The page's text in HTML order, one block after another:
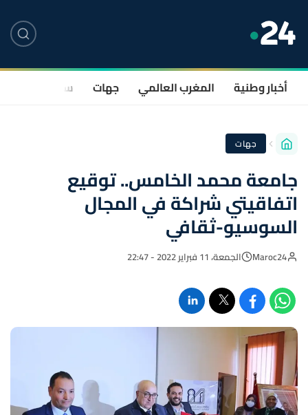
أخبار وطنية المغرب العالمي جهات سياسة
جهات
جامعة محمد الخامس.. توقيع
اتفاقيتي شراكة في المجال
السوسيو-ثقافي
Maroc24 الجمعة، 11 فبراير 2022 - 22:47